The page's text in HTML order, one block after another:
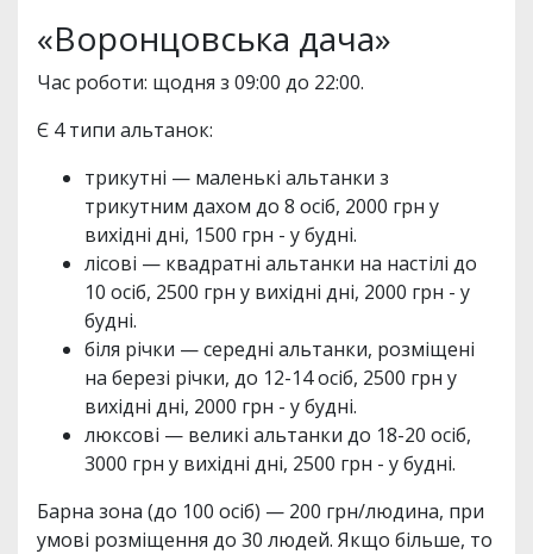
«Воронцовська дача»
Час роботи: щодня з 09:00 до 22:00.
Є 4 типи альтанок:
трикутні — маленькі альтанки з
трикутним дахом до 8 осіб, 2000 грн у
вихідні дні, 1500 грн - у будні.
лісові — квадратні альтанки на настілі до
10 осіб, 2500 грн у вихідні дні, 2000 грн - у
будні.
біля річки — середні альтанки, розміщені
на березі річки, до 12-14 осіб, 2500 грн у
вихідні дні, 2000 грн - у будні.
люксові — великі альтанки до 18-20 осіб,
3000 грн у вихідні дні, 2500 грн - у будні.
Барна зона (до 100 осіб) — 200 грн/людина, при
умові розміщення до 30 людей. Якщо більше, то